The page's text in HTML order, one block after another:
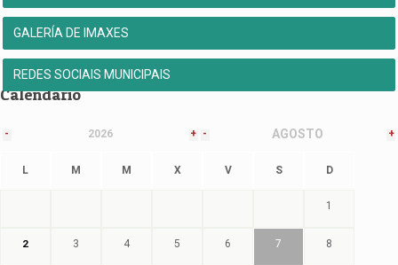
GALERÍA DE IMAXES
REDES SOCIAIS MUNICIPAIS
Calendario
- 2026 + - AGOSTO +
L M M X V S D
1
2 3 4 5 6 7 8